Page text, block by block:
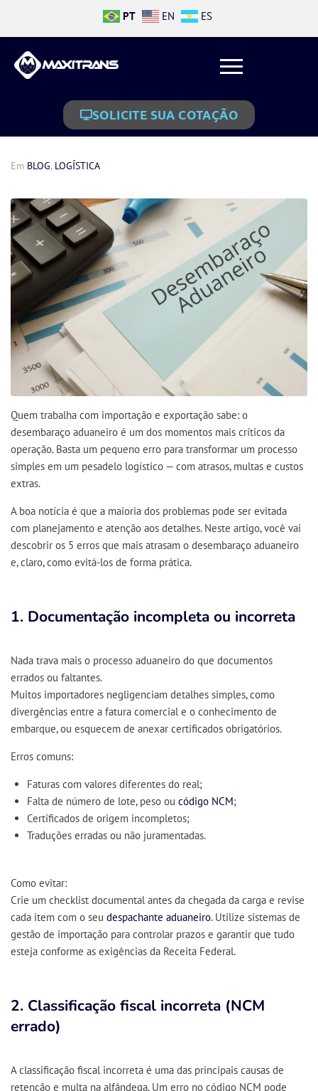
PT EN ES
SOLICITE SUA COTAÇÃO
Em BLOG, LOGÍSTICA
Quem trabalha com importação e exportação sabe: o
desembaraço aduaneiro é um dos momentos mais críticos da
operação. Basta um pequeno erro para transformar um processo
simples em um pesadelo logístico — com atrasos, multas e custos
extras.
A boa notícia é que a maioria dos problemas pode ser evitada
com planejamento e atenção aos detalhes. Neste artigo, você vai
descobrir os 5 erros que mais atrasam o desembaraço aduaneiro
e, claro,como evitá-los de forma prática.
1. Documentação incompleta ou incorreta
Nada trava mais o processo aduaneiro do que documentos
errados ou faltantes.
Muitos importadores negligenciam detalhes simples, como
divergências entre a fatura comercial e o conhecimento de
embarque, ou esquecem de anexar certificados obrigatórios.
Erros comuns:
Faturas com valores diferentes do real;
Falta de número de lote, peso ou código NCM;
Certificados de origem incompletos;
Traduções erradas ou não juramentadas.
Como evitar:
Crie um checklist documentalantes da chegada da carga e revise
cada item com o seu despachante aduaneiro. Utilize sistemas de
gestão de importação para controlar prazos e garantir que tudo
esteja conforme as exigências da Receita Federal.
2. Classificação fiscal incorreta (NCM
errado)
Aclassificação fiscal incorreta é uma das principais causas de
retenção e multa na alfândega. Um erro no código NCM pode